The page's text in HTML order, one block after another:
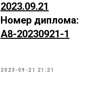
2023.09.21
Номер диплома:
А8-20230921-1
2023-09-21 21:21